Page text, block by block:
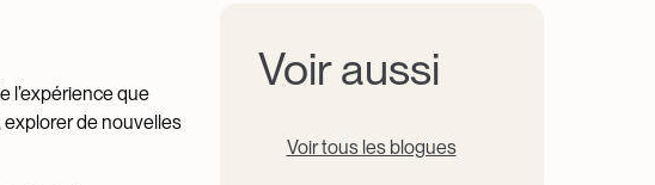
l’expérience que
de nouvelles
Voir aussi
Voir tous les blogues